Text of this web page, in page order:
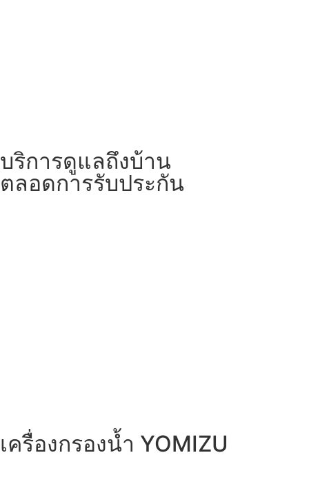
บริการดูแลถึงบ้าน
ตลอดการรับประกัน
เครื่องกรองน้ำ YOMIZU